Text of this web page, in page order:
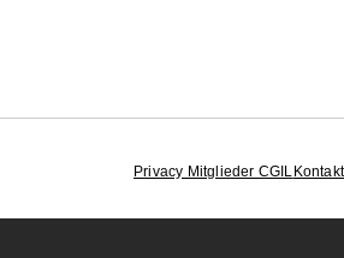
Privacy Mitglieder CGIL Kontakt